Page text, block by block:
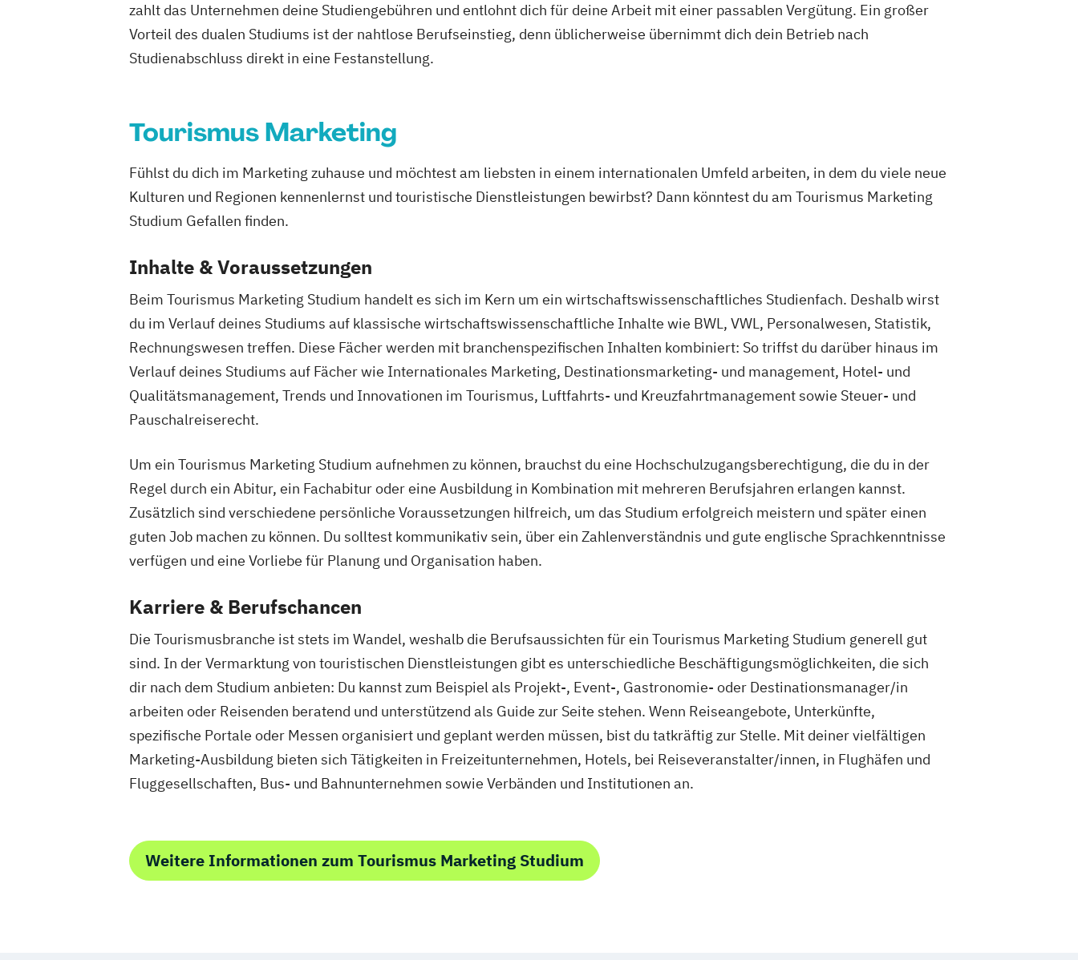
zahlt das Unternehmen deine Studiengebühren und entlohnt dich für deine Arbeit mit einer passablen Vergütung. Ein großer
Vorteil des dualen Studiums ist der nahtlose Berufseinstieg, denn üblicherweise übernimmt dich dein Betrieb nach
Studienabschluss direkt in eine Festanstellung.
Tourismus Marketing
Fühlst du dich im Marketing zuhause und möchtest am liebsten in einem internationalen Umfeld arbeiten, in dem du viele neue
Kulturen und Regionen kennenlernst und touristische Dienstleistungen bewirbst? Dann könntest du am Tourismus Marketing
Studium Gefallen finden.
Inhalte & Voraussetzungen
Beim Tourismus Marketing Studium handelt es sich im Kern um ein wirtschaftswissenschaftliches Studienfach. Deshalb wirst
du im Verlauf deines Studiums auf klassische wirtschaftswissenschaftliche Inhalte wie BWL, VWL, Personalwesen, Statistik,
Rechnungswesen treffen. Diese Fächer werden mit branchenspezifischen Inhalten kombiniert: So triffst du darüber hinaus im
Verlauf deines Studiums auf Fächer wie Internationales Marketing, Destinationsmarketing- und management, Hotel- und
Qualitätsmanagement, Trends und Innovationen im Tourismus, Luftfahrts- und Kreuzfahrtmanagement sowie Steuer- und
Pauschalreiserecht.
Um ein Tourismus Marketing Studium aufnehmen zu können, brauchst du eine Hochschulzugangsberechtigung, die du in der
Regel durch ein Abitur, ein Fachabitur oder eine Ausbildung in Kombination mit mehreren Berufsjahren erlangen kannst.
Zusätzlich sind verschiedene persönliche Voraussetzungen hilfreich, um das Studium erfolgreich meistern und später einen
guten Job machen zu können. Du solltest kommunikativ sein, über ein Zahlenverständnis und gute englische Sprachkenntnisse
verfügen und eine Vorliebe für Planung und Organisation haben.
Karriere & Berufschancen
Die Tourismusbranche ist stets im Wandel, weshalb die Berufsaussichten für ein Tourismus Marketing Studium generell gut
sind. In der Vermarktung von touristischen Dienstleistungen gibt es unterschiedliche Beschäftigungsmöglichkeiten, die sich
dir nach dem Studium anbieten: Du kannst zum Beispiel als Projekt-, Event-, Gastronomie- oder Destinationsmanager/in
arbeiten oder Reisenden beratend und unterstützend als Guide zur Seite stehen. Wenn Reiseangebote, Unterkünfte,
spezifische Portale oder Messen organisiert und geplant werden müssen, bist du tatkräftig zur Stelle. Mit deiner vielfältigen
Marketing-Ausbildung bieten sich Tätigkeiten in Freizeitunternehmen, Hotels, bei Reiseveranstalter/innen, in Flughäfen und
Fluggesellschaften, Bus- und Bahnunternehmen sowie Verbänden und Institutionen an.
Weitere Informationen zum Tourismus Marketing Studium